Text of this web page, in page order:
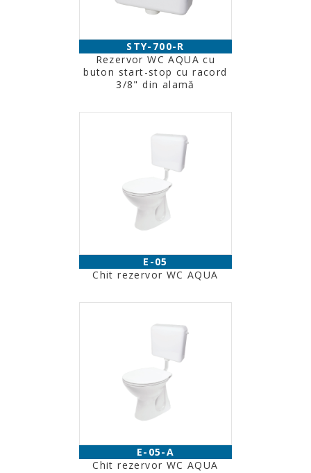
STY-700-R
Rezervor WC AQUA cu
buton start-stop cu racord
3/8" din alamă
E-05
Chit rezervor WC AQUA
E-05-A
Chit rezervor WC AQUA